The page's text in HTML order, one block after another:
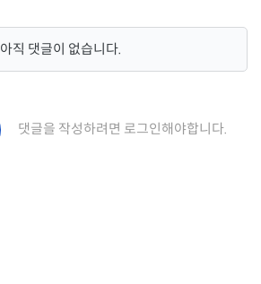
아직 댓글이 없습니다.
댓글을 작성하려면 로그인해야합니다.